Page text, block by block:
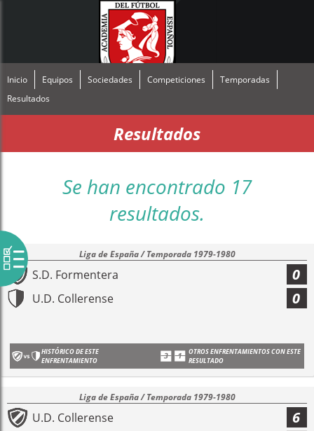
Inicio Equipos Sociedades Competiciones
Temporadas
Resultados
Resultados
Se han encontrado 17
resultados.
Liga de España / Temporada 1979-1980
S.D. Formentera 0
U.D. Collerense 0
HISTÓRICO DE ESTE
ENFRENTAMIENTO
OTROS ENFRENTAMIENTOS CON ESTE
RESULTADO
Liga de España / Temporada 1979-1980
U.D. Collerense 6